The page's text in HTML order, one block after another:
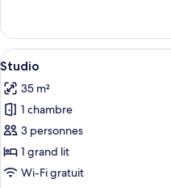
chambre :
Studio
Executive
Apartment
le
type
de
Studio
Executive
Apartment
Afficher
toutes
les
photos
pour
ce
type
6
Studio
35 m²
1 chambre
3 personnes
1 grand lit
Wi-Fi gratuit